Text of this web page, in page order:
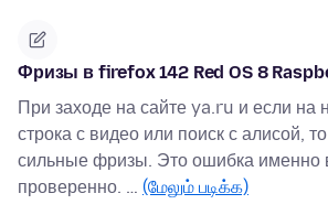
Фризы в firefox 142 Red OS 8
При заходе на сайте ya.ru и если на
строка с видео или поиск с алисой,
сильные фризы. Это ошибка
проверенно. … (மேலும் படிக்க)